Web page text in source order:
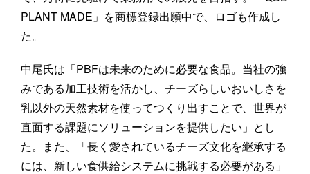
PLANT MADE」を商標登録出願中で、ロゴも作成し
た。
中尾氏は「PBFは未来のために必要な食品。当社の強
みである加工技術を活かし、チーズらしいおいしさを
乳以外の天然素材を使ってつくり出すことで、世界が
直面する課題にソリューションを提供したい」とし
た。また、「長く愛されているチーズ文化を継承する
には、新しい食供給システムに挑戦する必要がある」